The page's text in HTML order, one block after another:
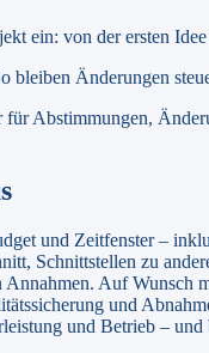
ein: von der ersten
bleiben Änderungen
Abstimmungen,
und Zeitfenster –
Schnittstellen zu
Auf
und
und Betrieb –